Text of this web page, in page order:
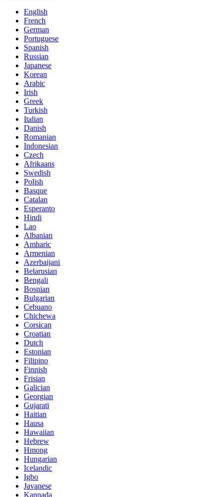
English
French
German
Portuguese
Spanish
Russian
Japanese
Korean
Arabic
Irish
Greek
Turkish
Italian
Danish
Romanian
Indonesian
Czech
Afrikaans
Swedish
Polish
Basque
Catalan
Esperanto
Hindi
Lao
Albanian
Amharic
Armenian
Azerbaijani
Belarusian
Bengali
Bosnian
Bulgarian
Cebuano
Chichewa
Corsican
Croatian
Dutch
Estonian
Filipino
Finnish
Frisian
Galician
Georgian
Gujarati
Haitian
Hausa
Hawaiian
Hebrew
Hmong
Hungarian
Icelandic
Igbo
Javanese
Kannada